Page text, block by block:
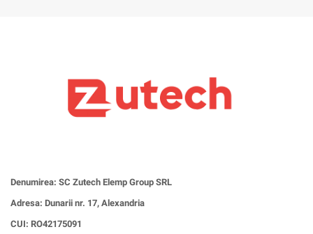
Denumirea: SC Zutech Elemp Group SRL
Adresa: Dunarii nr. 17, Alexandria
CUI: RO42175091